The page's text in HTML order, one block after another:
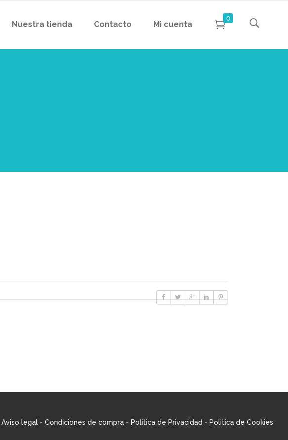
Nuestra tienda Contacto Mi cuenta
0
Aviso legal - Condiciones de compra - Politica de Privacidad - Politica de Cookies